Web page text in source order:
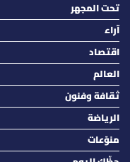
تحت المجهر
آراء
اقتصاد
العالم
ثقافة وفنون
الرياضة
منوّعات